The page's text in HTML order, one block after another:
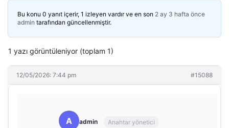
Bu konu 0 yanıt içerir, 1 izleyen vardır ve en son 2 ay 3 hafta önce
admin tarafından güncellenmiştir.
1 yazı görüntüleniyor (toplam 1)
12/05/2026: 7:44 pm #15088
A admin Anahtar yönetici